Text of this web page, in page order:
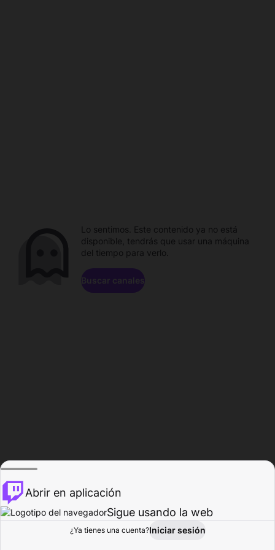
Explorar Actividad
Lo sentimos. Este contenido ya no está
disponible, tendrás que usar una máquina
del tiempo para verlo.
Buscar canales
Abrir en aplicación
Sigue usando la web
¿Ya tienes una cuenta?Iniciar sesión